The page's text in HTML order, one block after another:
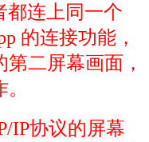
都连上同一个
的连接功能，
二屏幕画面，
IP协议的屏幕